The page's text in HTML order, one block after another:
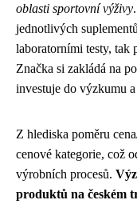
oblasti sportovní výživy
jednotlivých
laboratorními testy, tak
Značka si zakládá na
investuje do výzkumu
Z hlediska poměru
cenové kategorie, což
výrobních procesů.
produktů na českém